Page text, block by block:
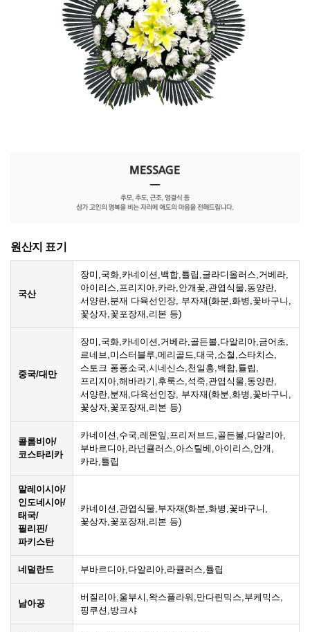
원산지 표기
국산
장미,국화,카네이션,백합,튤립,글라디올러스,거베라,
아이리스,프리지아,카라,안개꽃,관엽식물,동양란,
서양란,분재 다육선인장, 부자재(화분,화병,꽃바구니,
꽃상자,꽃포장재,리본 등)
중국/대만
장미,국화,카네이션,거베라,골든볼,다알리아,금어초,
르네브,미스터블루,메리골드,대국,소철,스타치스,
스토크 퐁퐁소국,시네신스,천일홍,백합,튤립,
프리지아,해바라기,후룩스,석죽,관엽식물,동양란,
서양란,분재,다육선인장, 부자재(화분,화병,꽃바구니,
꽃상자,꽃포장재,리본 등)
콜롬비아/
코스타리카
카네이션,수국,레몬잎,프리저브드,골든볼,다알리아,
부바르디아,라넌큘러스,아스틸베,아이리스,안개,
카라,튤립
말레이시아/
인도네시아/
태국/
필리핀/
파키스탄
카네이션,관엽식물,부자재(화분,화병,꽃바구니,
꽃상자,꽃포장재,리본 등)
네덜란드 부바르디아,다알리아,라큘러스,튤립
남아공
버질리아,울부시,왁스플라워,만다린믹스,부케믹스,
핑쿠션,방크샤